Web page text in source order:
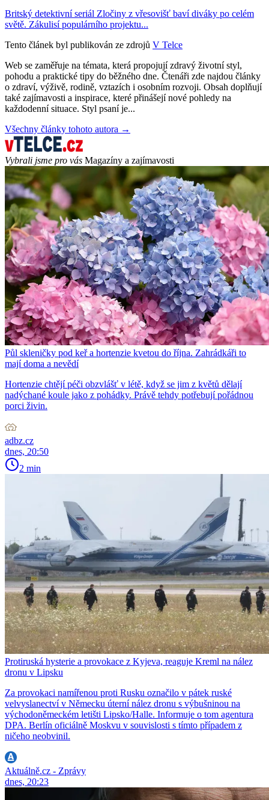
Britský detektivní seriál Zločiny z vřesovišť baví diváky po celém
světě. Zákulisí populárního projektu...
Tento článek byl publikován ze zdrojů V Telce
Web se zaměřuje na témata, která propojují zdravý životní styl,
pohodu a praktické tipy do běžného dne. Čtenáři zde najdou články
o zdraví, výživě, rodině, vztazích i osobním rozvoji. Obsah doplňují
také zajímavosti a inspirace, které přinášejí nové pohledy na
každodenní situace. Styl psaní je...
Všechny články tohoto autora →
Vybrali jsme pro vás Magazíny a zajímavosti
Půl skleničky pod keř a hortenzie kvetou do října. Zahrádkáři to
mají doma a nevědí
Hortenzie chtějí péči obzvlášť v létě, když se jim z květů dělají
nadýchané koule jako z pohádky. Právě tehdy potřebují pořádnou
porci živin.
adbz.cz
dnes, 20:50
2 min
Protiruská hysterie a provokace z Kyjeva, reaguje Kreml na nález
dronu v Lipsku
Za provokaci namířenou proti Rusku označilo v pátek ruské
velvyslanectví v Německu úterní nález dronu s výbušninou na
východoněmeckém letišti Lipsko/Halle. Informuje o tom agentura
DPA. Berlín oficiálně Moskvu v souvislosti s tímto případem z
ničeho neobvinil.
Aktuálně.cz - Zprávy
dnes, 20:23